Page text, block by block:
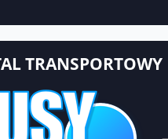
TRANSPORTOWY